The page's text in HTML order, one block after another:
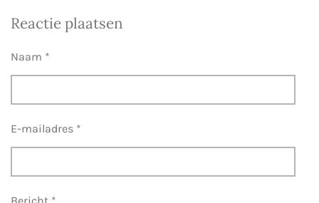
e
e
l
a
r
e
Reactie plaatsen
Naam *
E-mailadres *